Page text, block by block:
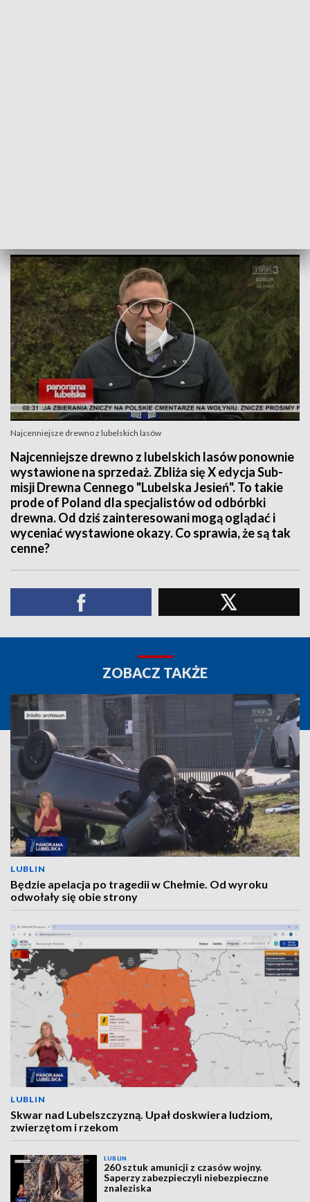
Najcenniejsze drewno z lubelskich lasów
Najcenniejsze drewno z lubelskich lasów ponownie
wystawione na sprzedaż. Zbliża się X edycja Sub-
misji Drewna Cennego "Lubelska Jesień". To takie
prode of Poland dla specjalistów od odbórbki
drewna. Od dziś zainteresowani mogą oglądać i
wyceniać wystawione okazy. Co sprawia, że są tak
cenne?
ZOBACZ TAKŻE
LUBLIN
Będzie apelacja po tragedii w Chełmie. Od wyroku
odwołały się obie strony
LUBLIN
Skwar nad Lubelszczyzną. Upał doskwiera ludziom,
zwierzętom i rzekom
LUBLIN
260 sztuk amunicji z czasów wojny.
Saperzy zabezpieczyli niebezpieczne
znaleziska